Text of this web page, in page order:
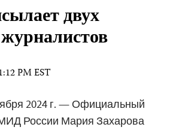
двух
PM EST
2024 г. — Официальный
России Мария Захарова